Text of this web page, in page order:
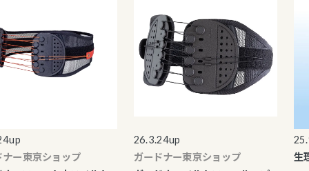
東京ショップ
26.3.24up
ガードナー東京ショップ
生理